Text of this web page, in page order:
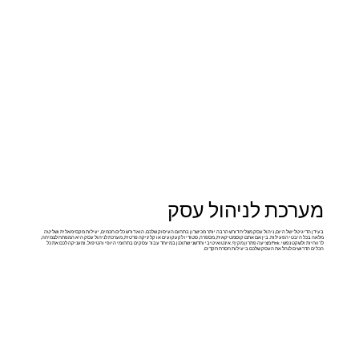
מערכת לניהול עסק
בעידן הדיגיטלי של היום, ניהול עסק מצליח דורש הרבה יותר מכישרון בתחום העיסוק שלכם. הוא דורש כלים חכמים, יעילות מקסימאלית ושליטה
מלאה בכל היבטי הפעילות. בין אם אתם קוסמטיקאית, מספרה, סטודיו לקעקועים או קליניקה פרטית, מערכת לניהול עסק היא המפתח לצמיחה,
לרווחיות ולשקט נפשי. Pink מציעה פתרון מקיף, אינטואיטיבי וחדשני שתוכנן במיוחד עבור עסקים בתחומי היופי והטיפול, ומעניקה לכם את כל
הכלים הדרושים לנהל את העסק שלכם ביעילות חסרת תקדים.